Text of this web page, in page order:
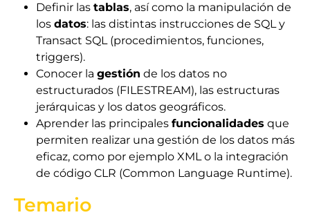
Definir las tablas, así como la manipulación de
los datos: las distintas instrucciones de SQL y
Transact SQL (procedimientos, funciones,
triggers).
Conocer la gestión de los datos no
estructurados (FILESTREAM), las estructuras
jerárquicas y los datos geográficos.
Aprender las principales funcionalidades que
permiten realizar una gestión de los datos más
eficaz, como por ejemplo XML o la integración
de código CLR (Common Language Runtime).
Temario